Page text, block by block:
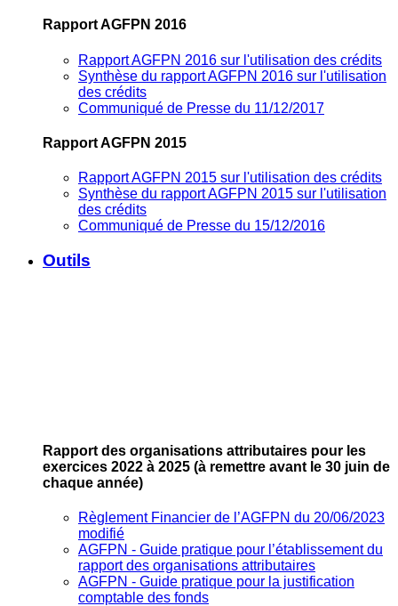
Rapport AGFPN 2016
Rapport AGFPN 2016 sur l'utilisation des crédits
Synthèse du rapport AGFPN 2016 sur l'utilisation
des crédits
Communiqué de Presse du 11/12/2017
Rapport AGFPN 2015
Rapport AGFPN 2015 sur l'utilisation des crédits
Synthèse du rapport AGFPN 2015 sur l'utilisation
des crédits
Communiqué de Presse du 15/12/2016
Outils
Rapport des organisations attributaires pour les
exercices 2022 à 2025 (à remettre avant le 30 juin de
chaque année)
Règlement Financier de l’AGFPN du 20/06/2023
modifié
AGFPN ‐ Guide pratique pour l’établissement du
rapport des organisations attributaires
AGFPN ‐ Guide pratique pour la justification
comptable des fonds